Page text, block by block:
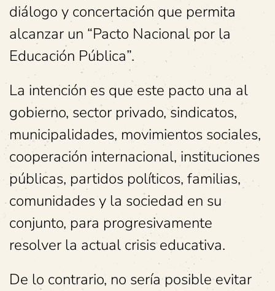
diálogo y concertación que permita
alcanzar un “Pacto Nacional por la
Educación Pública”.
La intención es que este pacto una al
gobierno, sector privado, sindicatos,
municipalidades, movimientos sociales,
cooperación internacional, instituciones
públicas, partidos políticos, familias,
comunidades y la sociedad en su
conjunto, para progresivamente
resolver la actual crisis educativa.
De lo contrario, no sería posible evitar